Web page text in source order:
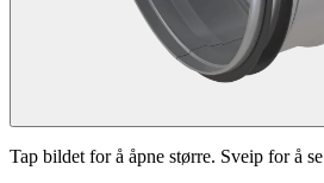
Tap bildet for å åpne større. Sveip for å